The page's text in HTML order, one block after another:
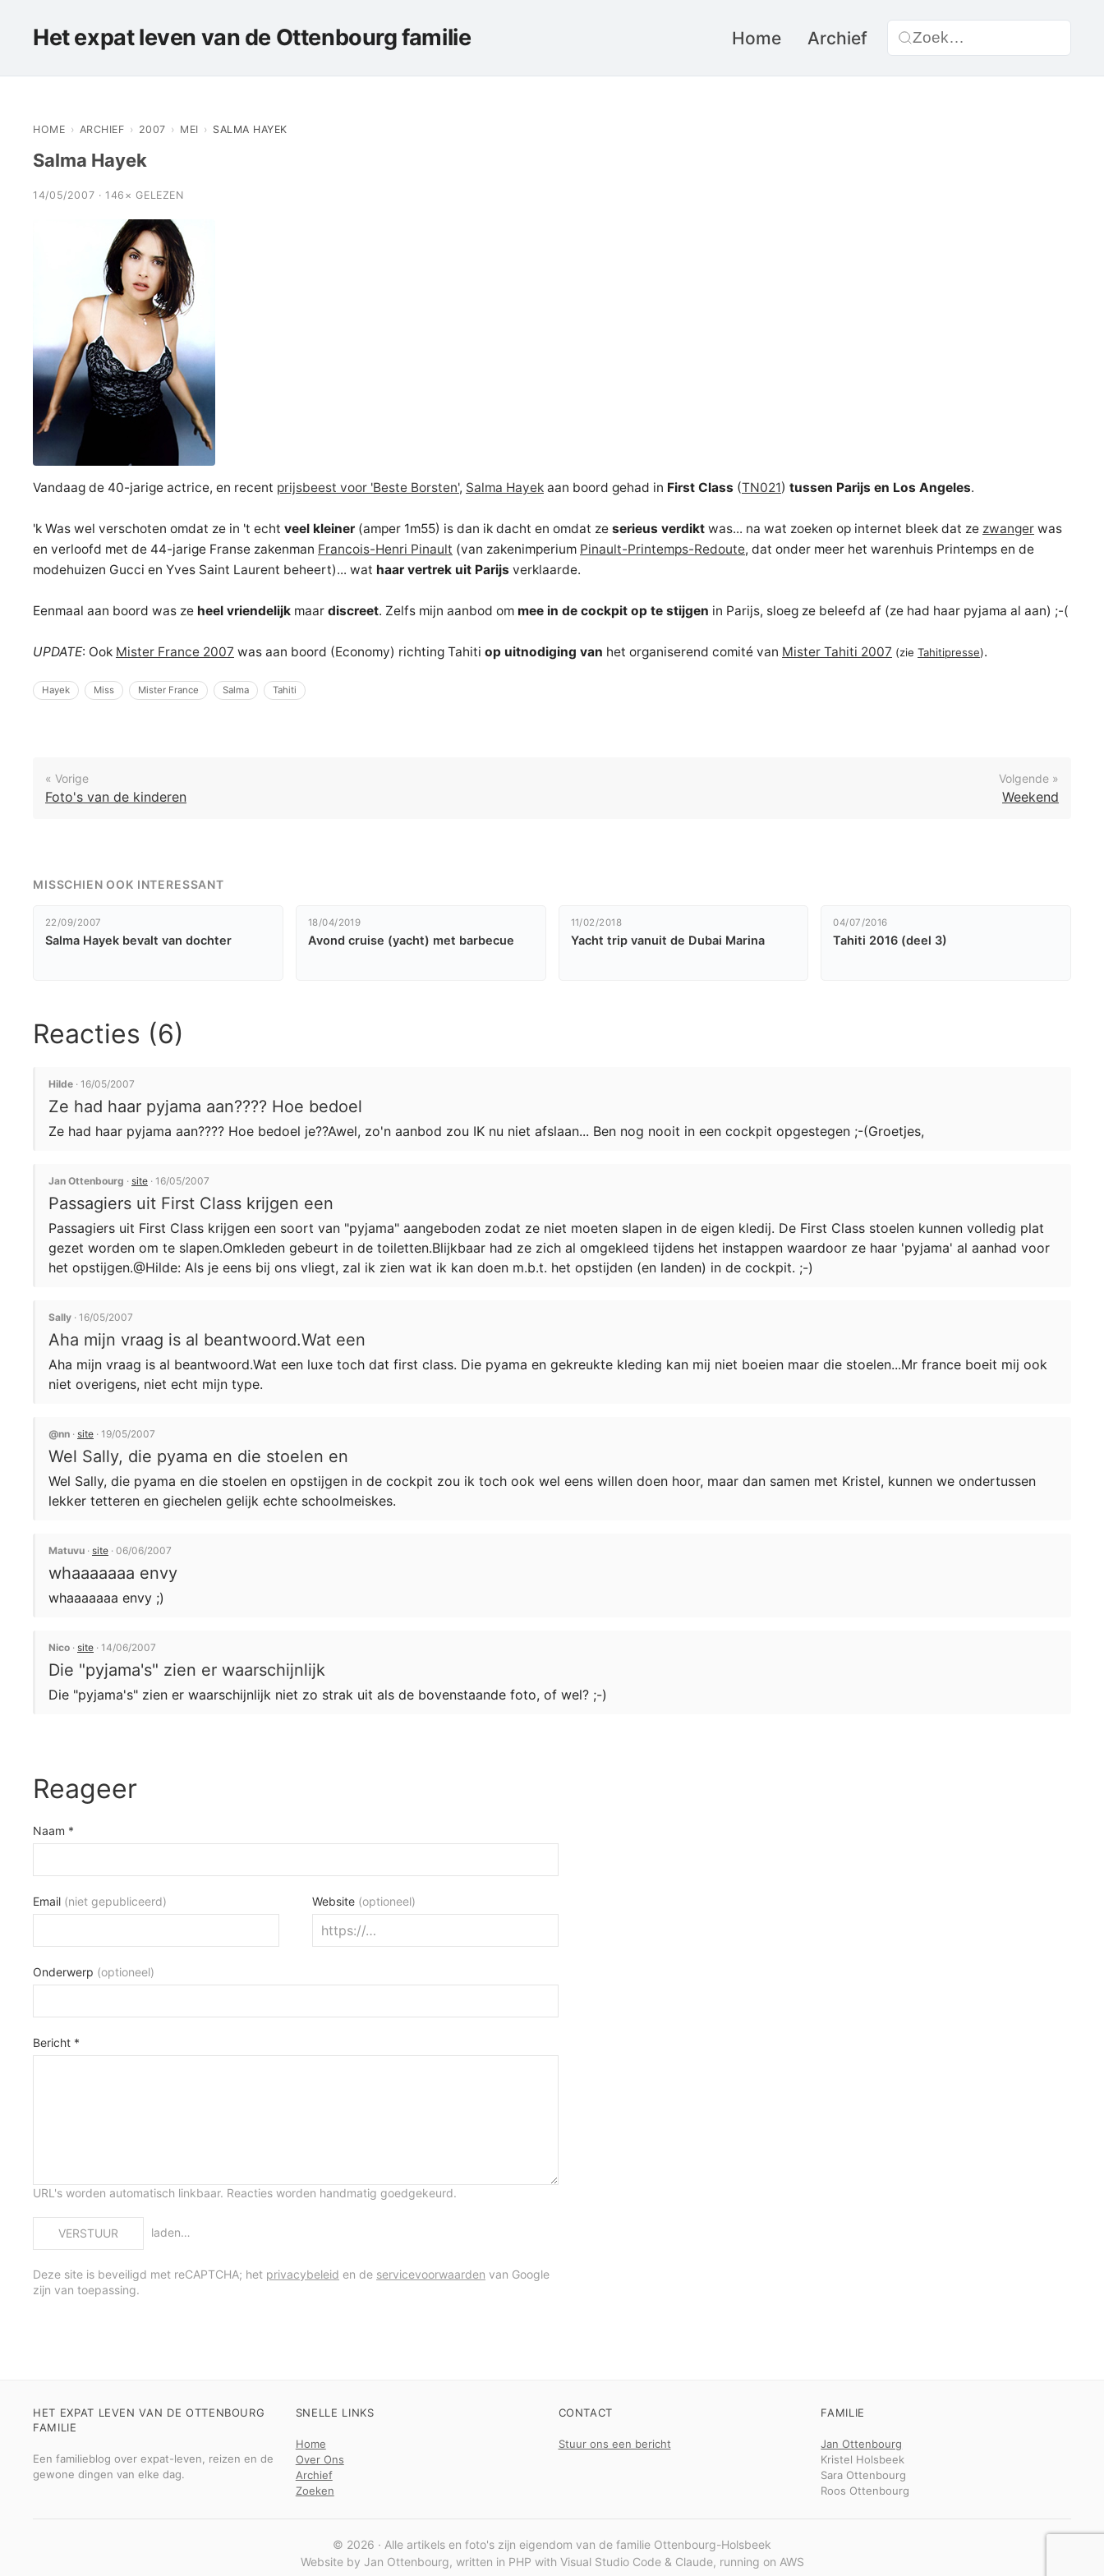
Het expat leven van de Ottenbourg familie Home Archief
HOME › ARCHIEF › 2007 › MEI › SALMA HAYEK
Salma Hayek
14/05/2007 · 146× GELEZEN
Vandaag de 40-jarige actrice, en recent prijsbeest voor 'Beste Borsten', Salma Hayek aan boord gehad in First Class (TN021) tussen Parijs en Los Angeles.
'k Was wel verschoten omdat ze in 't echt veel kleiner (amper 1m55) is dan ik dacht en omdat ze serieus verdikt was... na wat zoeken op internet bleek dat ze zwanger was
en verloofd met de 44-jarige Franse zakenman Francois-Henri Pinault (van zakenimperium Pinault-Printemps-Redoute, dat onder meer het warenhuis Printemps en de
modehuizen Gucci en Yves Saint Laurent beheert)... wat haar vertrek uit Parijs verklaarde.
Eenmaal aan boord was ze heel vriendelijk maar discreet. Zelfs mijn aanbod om mee in de cockpit op te stijgen in Parijs, sloeg ze beleefd af (ze had haar pyjama al aan) ;-(
UPDATE: Ook Mister France 2007 was aan boord (Economy) richting Tahiti op uitnodiging van het organiserend comité van Mister Tahiti 2007 (zie Tahitipresse).
Hayek Miss Mister France Salma Tahiti
« Vorige
Foto's van de kinderen
Volgende »
Weekend
MISSCHIEN OOK INTERESSANT
22/09/2007
Salma Hayek bevalt van dochter
18/04/2019
Avond cruise (yacht) met barbecue
11/02/2018
Yacht trip vanuit de Dubai Marina
04/07/2016
Tahiti 2016 (deel 3)
Reacties (6)
Hilde · 16/05/2007
Ze had haar pyjama aan???? Hoe bedoel
Ze had haar pyjama aan???? Hoe bedoel je??Awel, zo'n aanbod zou IK nu niet afslaan... Ben nog nooit in een cockpit opgestegen ;-(Groetjes,
Jan Ottenbourg · site · 16/05/2007
Passagiers uit First Class krijgen een
Passagiers uit First Class krijgen een soort van "pyjama" aangeboden zodat ze niet moeten slapen in de eigen kledij. De First Class stoelen kunnen volledig plat
gezet worden om te slapen.Omkleden gebeurt in de toiletten.Blijkbaar had ze zich al omgekleed tijdens het instappen waardoor ze haar 'pyjama' al aanhad voor
het opstijgen.@Hilde: Als je eens bij ons vliegt, zal ik zien wat ik kan doen m.b.t. het opstijden (en landen) in de cockpit. ;-)
Sally · 16/05/2007
Aha mijn vraag is al beantwoord.Wat een
Aha mijn vraag is al beantwoord.Wat een luxe toch dat first class. Die pyama en gekreukte kleding kan mij niet boeien maar die stoelen...Mr france boeit mij ook
niet overigens, niet echt mijn type.
@nn · site · 19/05/2007
Wel Sally, die pyama en die stoelen en
Wel Sally, die pyama en die stoelen en opstijgen in de cockpit zou ik toch ook wel eens willen doen hoor, maar dan samen met Kristel, kunnen we ondertussen
lekker tetteren en giechelen gelijk echte schoolmeiskes.
Matuvu · site · 06/06/2007
whaaaaaaa envy
whaaaaaaa envy ;)
Nico · site · 14/06/2007
Die "pyjama's" zien er waarschijnlijk
Die "pyjama's" zien er waarschijnlijk niet zo strak uit als de bovenstaande foto, of wel? ;-)
Reageer
Naam *
Email (niet gepubliceerd) Website (optioneel)
Onderwerp (optioneel)
Bericht *
URL's worden automatisch linkbaar. Reacties worden handmatig goedgekeurd.
VERSTUUR laden…
Deze site is beveiligd met reCAPTCHA; het privacybeleid en de servicevoorwaarden van Google
zijn van toepassing.
HET EXPAT LEVEN VAN DE OTTENBOURG
FAMILIE
Een familieblog over expat-leven, reizen en de
gewone dingen van elke dag.
SNELLE LINKS
Home
Over Ons
Archief
Zoeken
CONTACT
Stuur ons een bericht
FAMILIE
Jan Ottenbourg
Kristel Holsbeek
Sara Ottenbourg
Roos Ottenbourg
© 2026 · Alle artikels en foto's zijn eigendom van de familie Ottenbourg-Holsbeek
Website by Jan Ottenbourg, written in PHP with Visual Studio Code & Claude, running on AWS